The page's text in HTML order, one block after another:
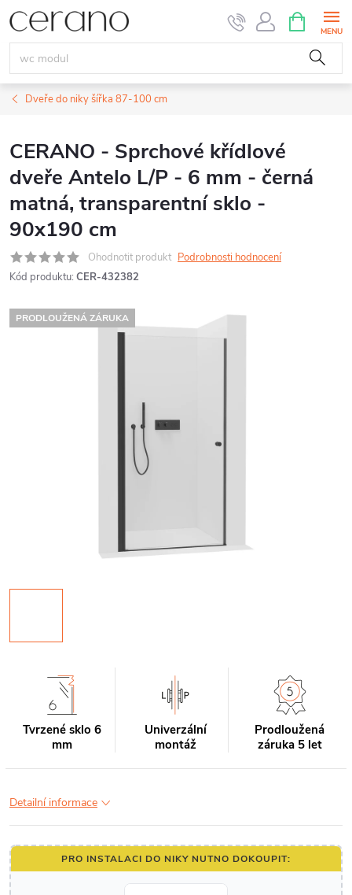
Přejít
na
obsah
NÁKUPNÍ
KOŠÍK
Dveře do niky šířka 87-100 cm
CERANO - Sprchové křídlové
dveře Antelo L/P - 6 mm - černá
matná, transparentní sklo -
90x190 cm
Ohodnotit produkt Podrobnosti hodnocení
Kód produktu: CER-432382
PRODLOUŽENÁ ZÁRUKA
Tvrzené sklo 6
mm
Univerzální
montáž
Prodloužená
záruka 5 let
Detailní informace